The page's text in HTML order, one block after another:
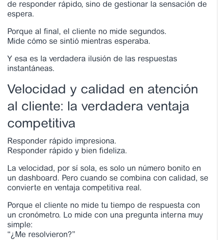
de responder rápido, sino de gestionar la sensación de
espera.
Porque al final, el cliente no mide segundos.
Mide cómo se sintió mientras esperaba.
Y esa es la verdadera ilusión de las respuestas
instantáneas.
Velocidad y calidad en atención
al cliente: la verdadera ventaja
competitiva
Responder rápido impresiona.
Responder rápido y bien fideliza.
La velocidad, por sí sola, es solo un número bonito en
un dashboard. Pero cuando se combina con calidad, se
convierte en ventaja competitiva real.
Porque el cliente no mide tu tiempo de respuesta con
un cronómetro. Lo mide con una pregunta interna muy
simple:
“¿Me resolvieron?”